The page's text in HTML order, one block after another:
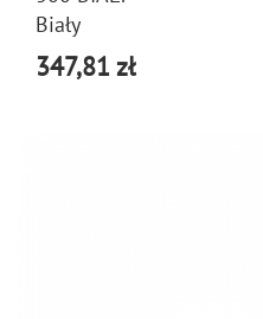
Biały
347,81 zł